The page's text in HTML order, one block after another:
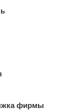
фирмы